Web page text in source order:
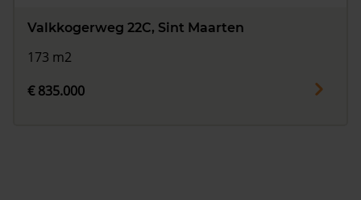
Valkkogerweg 22C, Sint Maarten
173 m2
€ 835.000